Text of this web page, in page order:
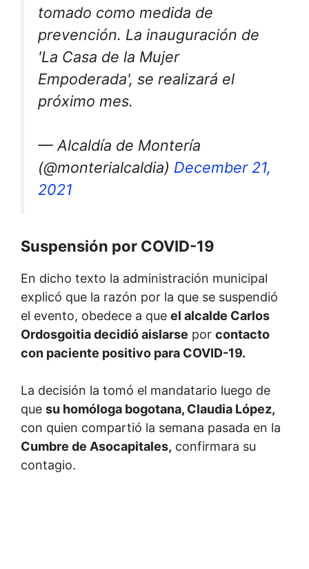
tomado como medida de
prevención. La inauguración de
'La Casa de la Mujer
Empoderada', se realizará el
próximo mes.
— Alcaldía de Montería
(@monterialcaldia) December 21,
2021
Suspensión por COVID-19
En dicho texto la administración municipal
explicó que la razón por la que se suspendió
el evento, obedece a que el alcalde Carlos
Ordosgoitia decidió aislarse por contacto
con paciente positivo para COVID-19.
La decisión la tomó el mandatario luego de
que su homóloga bogotana, Claudia López,
con quien compartió la semana pasada en la
Cumbre de Asocapitales, confirmara su
contagio.